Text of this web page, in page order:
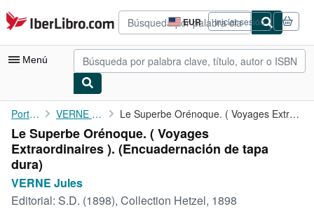
Pasar al contenido principal
IberLibro.com EUR
Preferencias
de
compra
del
Iniciar sesión
Menú
Mi cuenta
Consultar mis pedidos
Búsqueda avanzada
Colecciones
Portada VERNE Jules Le Superbe Orénoque. ( Voyages Extraordinaires ).
Le Superbe Orénoque. ( Voyages
Extraordinaires ). (Encuadernación de tapa
dura)
VERNE Jules
Editorial: S.D. (1898), Collection Hetzel, 1898